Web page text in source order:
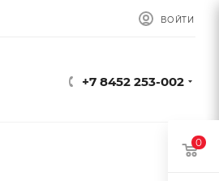
ВОЙТИ
+7 8452 253-002
0